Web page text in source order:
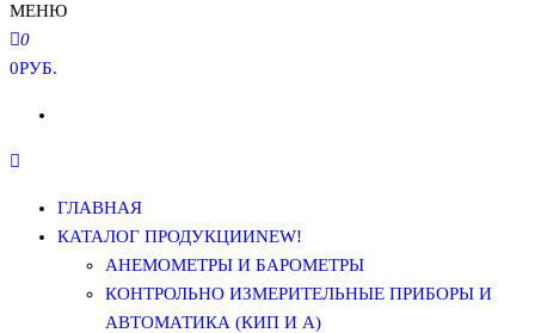
МЕНЮ
0
0РУБ.
ГЛАВНАЯ
КАТАЛОГ ПРОДУКЦИИNEW!
АНЕМОМЕТРЫ И БАРОМЕТРЫ
КОНТРОЛЬНО ИЗМЕРИТЕЛЬНЫЕ ПРИБОРЫ И
АВТОМАТИКА (КИП И А)